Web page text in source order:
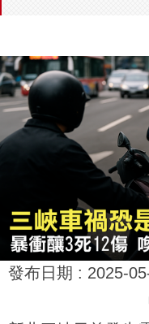
發布日期 : 2025-